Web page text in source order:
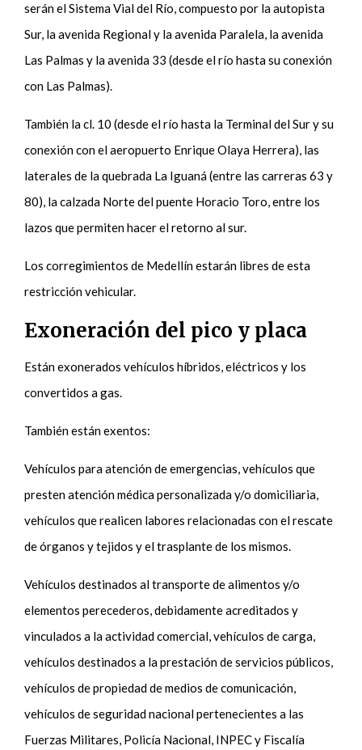
serán el Sistema Vial del Río, compuesto por la autopista
Sur, la avenida Regional y la avenida Paralela, la avenida
Las Palmas y la avenida 33 (desde el río hasta su conexión
con Las Palmas).
También la cl. 10 (desde el río hasta la Terminal del Sur y su
conexión con el aeropuerto Enrique Olaya Herrera), las
laterales de la quebrada La Iguaná (entre las carreras 63 y
80), la calzada Norte del puente Horacio Toro, entre los
lazos que permiten hacer el retorno al sur.
Los corregimientos de Medellín estarán libres de esta
restricción vehicular.
Exoneración del pico y placa
Están exonerados vehículos híbridos, eléctricos y los
convertidos a gas.
También están exentos:
Vehículos para atención de emergencias, vehículos que
presten atención médica personalizada y/o domiciliaria,
vehículos que realicen labores relacionadas con el rescate
de órganos y tejidos y el trasplante de los mismos.
Vehículos destinados al transporte de alimentos y/o
elementos perecederos, debidamente acreditados y
vinculados a la actividad comercial, vehículos de carga,
vehículos destinados a la prestación de servicios públicos,
vehículos de propiedad de medios de comunicación,
vehículos de seguridad nacional pertenecientes a las
Fuerzas Militares, Policía Nacional, INPEC y Fiscalía